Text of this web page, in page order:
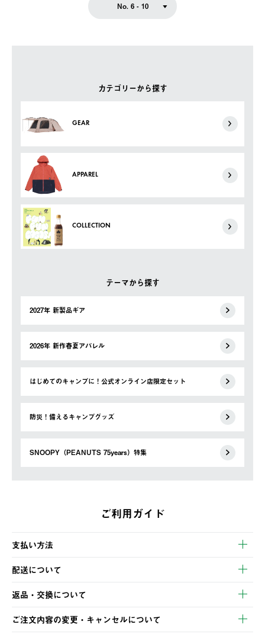
カテゴリーから探す
GEAR
APPAREL
COLLECTION
テーマから探す
2027年 新製品ギア
2026年 新作春夏アパレル
はじめてのキャンプに！公式オンライン店限定セット
防災！備えるキャンプグッズ
SNOOPY（PEANUTS 75years）特集
No. 6 - 10
ご利用ガイド
支払い方法
以下のいずれかの方法でお支払いいただけます。
・クレジットカード決済
・コンビニ決済
・Pay-easy決済
配送について
【発送スケジュール】
ご注文・ご入金完了より2営業日以内に商品を発送いたします。
土日祝の発送はございませんので、木曜日以降のご注文は週明け
の発送となる場合がございます。
返品・交換について
※お客様都合の場合
ご注文内容の変更・キャンセルについて